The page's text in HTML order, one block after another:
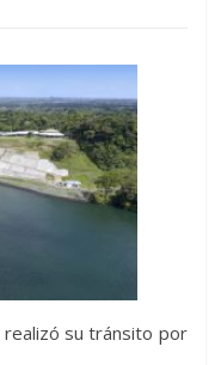
realizó su tránsito por